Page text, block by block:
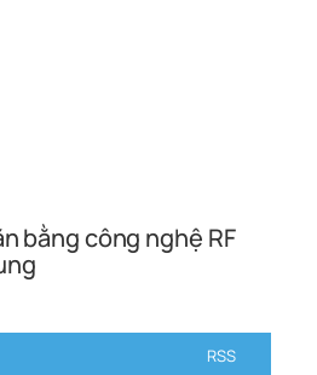
bằng công nghệ RF
RSS